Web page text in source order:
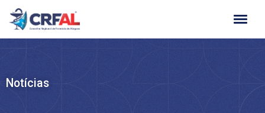
Ir
para
Notícias